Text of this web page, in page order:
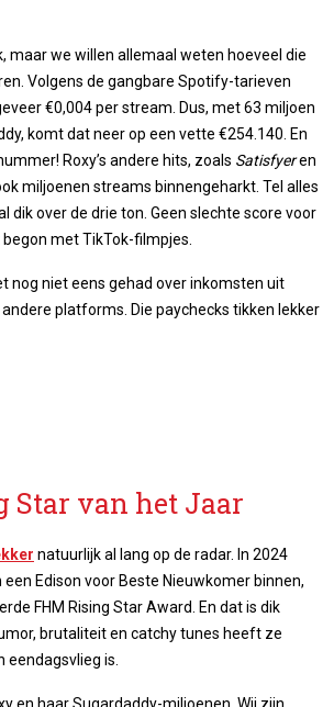
maar we willen allemaal weten hoeveel die
Volgens de gangbare Spotify-tarieven
€0,004 per stream. Dus, met 63 miljoen
komt dat neer op een vette €254.140. En
Roxy’s andere hits, zoals Satisfyeren
miljoenen streams binnengeharkt. Tel alles
dik over de drie ton. Geen slechte score voor
met TikTok-filmpjes.
nog niet eens gehad over inkomsten uit
platforms. Die paychecks tikken lekker
Star van het Jaar
natuurlijk al lang op de radar. In 2024
Edison voor Beste Nieuwkomer binnen,
FHM Rising Star Award. En dat is dik
brutaliteit en catchy tunes heeft ze
eendagsvlieg is.